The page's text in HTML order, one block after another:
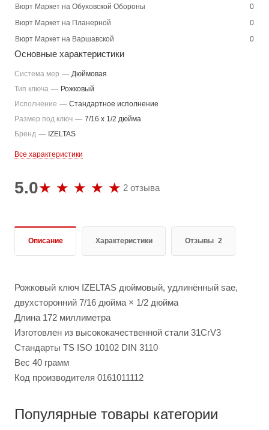
Вюрт Маркет на Обуховской Обороны
0
Вюрт Маркет на Планерной
0
Вюрт Маркет на Варшавской
0
Основные характеристики
Система мер — Дюймовая
Тип ключа — Рожковый
Исполнение — Стандартное исполнение
Размер под ключ — 7/16 x 1/2 дюйма
Бренд — IZELTAS
Все характеристики
5.0 2 отзыва
Описание Характеристики Отзывы 2
Рожковый ключ IZELTAS дюймовый, удлинённый sae,
двухсторонний 7/16 дюйма × 1/2 дюйма
Длина 172 миллиметра
Изготовлен из высококачественной стали 31CrV3
Стандарты TS ISO 10102 DIN 3110
Вес 40 грамм
Код производителя 0161011112
Популярные товары категории